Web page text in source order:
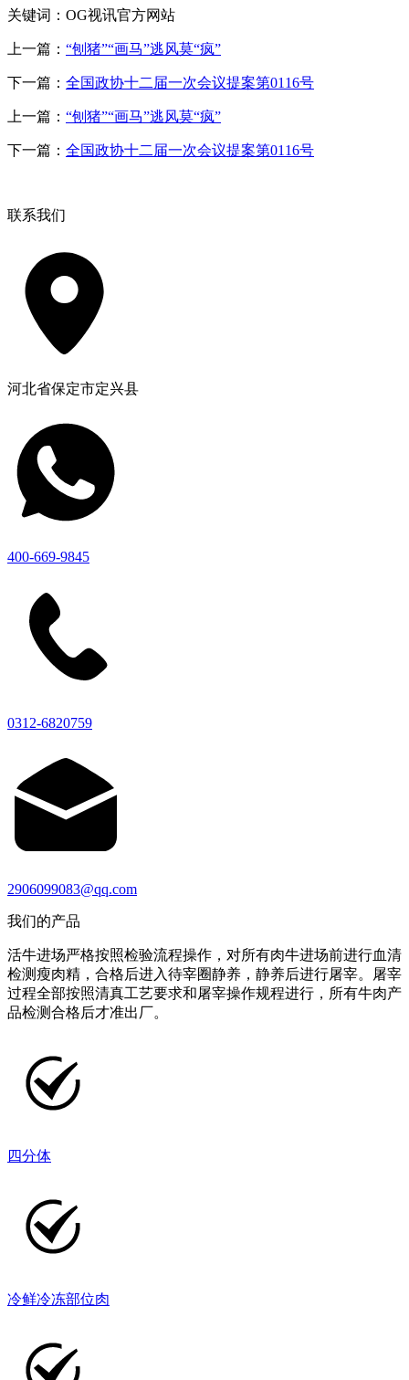
关键词：OG视讯官方网站
上一篇： “刨猪”“画马”逃风莫“疯”
下一篇： 全国政协十二届一次会议提案第0116号
上一篇： “刨猪”“画马”逃风莫“疯”
下一篇： 全国政协十二届一次会议提案第0116号
联系我们
河北省保定市定兴县
400-669-9845
0312-6820759
2906099083@qq.com
我们的产品
活牛进场严格按照检验流程操作，对所有肉牛进场前进行血清
检测瘦肉精，合格后进入待宰圈静养，静养后进行屠宰。屠宰
过程全部按照清真工艺要求和屠宰操作规程进行，所有牛肉产
品检测合格后才准出厂。
四分体
冷鲜冷冻部位肉